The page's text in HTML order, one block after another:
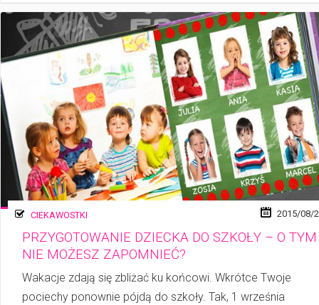
CIEKAWOSTKI 2015/08/
PRZYGOTOWANIE DZIECKA DO SZKOŁY – O TYM
NIE MOŻESZ ZAPOMNIEĆ?
Wakacje zdają się zbliżać ku końcowi. Wkrótce Twoje
pociechy ponownie pójdą do szkoły. Tak, 1 września